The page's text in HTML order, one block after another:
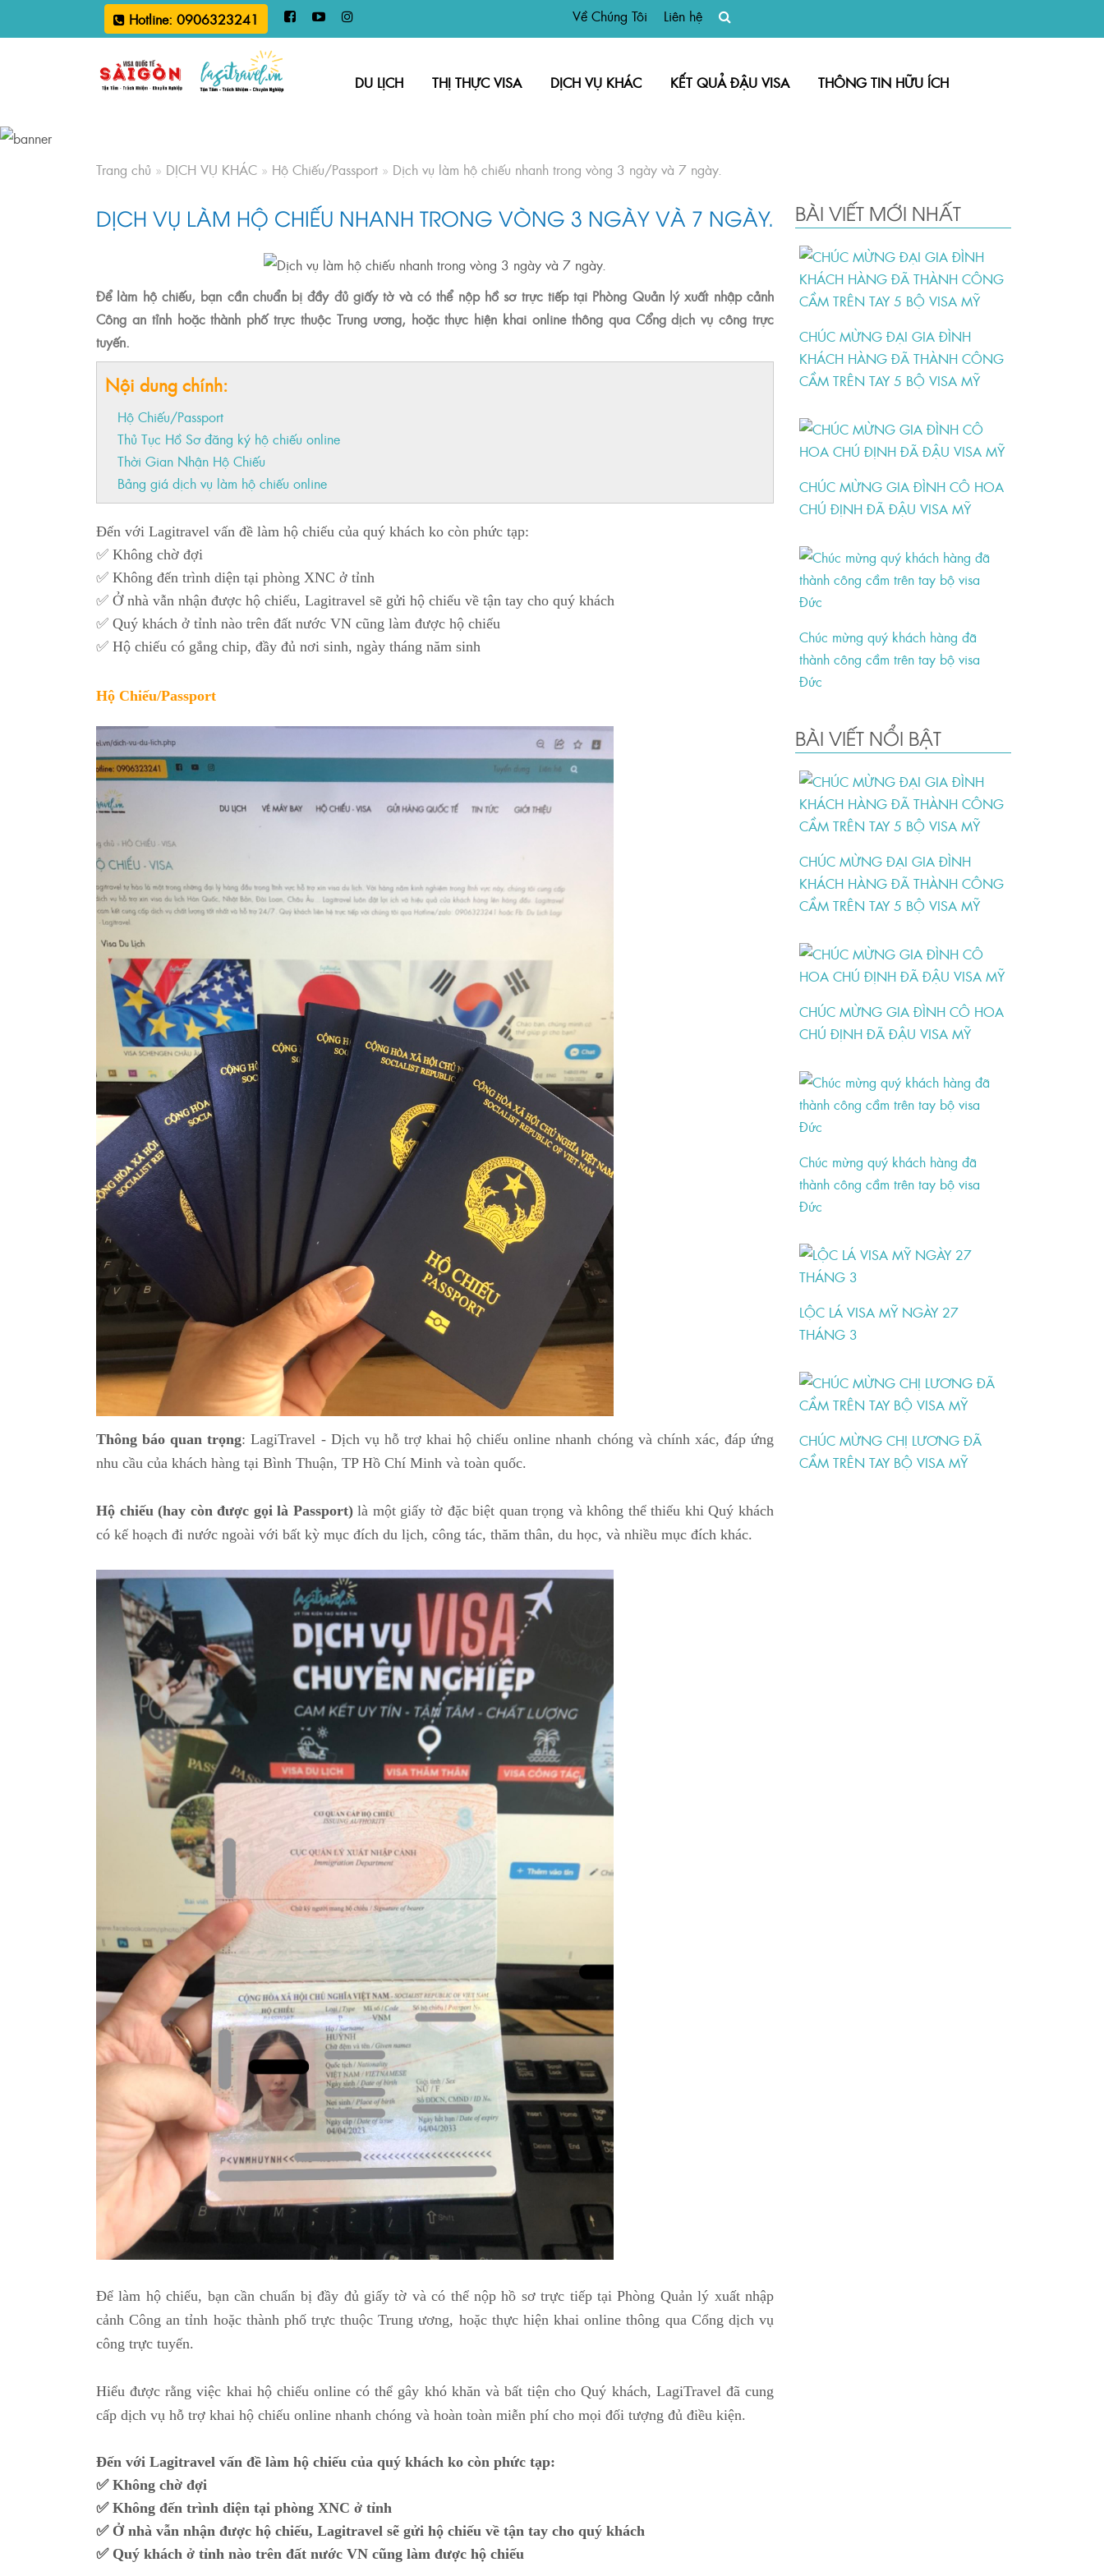
Hotline: 0906323241 Về Chúng Tôi Liên hệ
DU LỊCH THỊ THỰC VISA DỊCH VỤ KHÁC KẾT QUẢ ĐẬU VISA THÔNG TIN HỮU ÍCH
Trang chủ » DỊCH VỤ KHÁC » Hộ Chiếu/Passport » Dịch vụ làm hộ chiếu nhanh trong vòng 3 ngày và 7 ngày.
DỊCH VỤ LÀM HỘ CHIẾU NHANH TRONG VÒNG 3 NGÀY VÀ 7 NGÀY.
Để làm hộ chiếu, bạn cần chuẩn bị đầy đủ giấy tờ và có thể nộp hồ sơ trực tiếp tại Phòng Quản lý xuất nhập cảnh
Công an tỉnh hoặc thành phố trực thuộc Trung ương, hoặc thực hiện khai online thông qua Cổng dịch vụ công trực
tuyến.
Nội dung chính:
Hộ Chiếu/Passport
Thủ Tục Hồ Sơ đăng ký hộ chiếu online
Thời Gian Nhận Hộ Chiếu
Bảng giá dịch vụ làm hộ chiếu online
Đến với Lagitravel vấn đề làm hộ chiếu của quý khách ko còn phức tạp:
✅ Không chờ đợi
✅ Không đến trình diện tại phòng XNC ở tỉnh
✅ Ở nhà vẫn nhận được hộ chiếu, Lagitravel sẽ gửi hộ chiếu về tận tay cho quý khách
✅ Quý khách ở tỉnh nào trên đất nước VN cũng làm được hộ chiếu
✅ Hộ chiếu có gắng chip, đầy đủ nơi sinh, ngày tháng năm sinh
Hộ Chiếu/Passport
Thông báo quan trọng: LagiTravel - Dịch vụ hỗ trợ khai hộ chiếu online nhanh chóng và chính xác, đáp ứng
nhu cầu của khách hàng tại Bình Thuận, TP Hồ Chí Minh và toàn quốc.
Hộ chiếu (hay còn được gọi là Passport)là một giấy tờ đặc biệt quan trọng và không thể thiếu khi Quý khách
có kế hoạch đi nước ngoài với bất kỳ mục đích du lịch, công tác, thăm thân, du học, và nhiều mục đích khác.
Để làm hộ chiếu, bạn cần chuẩn bị đầy đủ giấy tờ và có thể nộp hồ sơ trực tiếp tại Phòng Quản lý xuất nhập
cảnh Công an tỉnh hoặc thành phố trực thuộc Trung ương, hoặc thực hiện khai online thông qua Cổng dịch vụ
công trực tuyến.
Hiểu được rằng việc khai hộ chiếu online có thể gây khó khăn và bất tiện cho Quý khách, LagiTravel đã cung
cấp dịch vụ hỗ trợ khai hộ chiếu online nhanh chóng và hoàn toàn miễn phí cho mọi đối tượng đủ điều kiện.
Đến với Lagitravel vấn đề làm hộ chiếu của quý khách ko còn phức tạp:
✅Không chờ đợi
✅Không đến trình diện tại phòng XNC ở tỉnh
✅Ở nhà vẫn nhận được hộ chiếu, Lagitravel sẽ gửi hộ chiếu về tận tay cho quý khách
✅Quý khách ở tỉnh nào trên đất nước VN cũng làm được hộ chiếu
BÀI VIẾT MỚI NHẤT
CHÚC MỪNG ĐẠI GIA ĐÌNH
KHÁCH HÀNG ĐÃ THÀNH CÔNG
CẦM TRÊN TAY 5 BỘ VISA MỸ
CHÚC MỪNG GIA ĐÌNH CÔ HOA
CHÚ ĐỊNH ĐÃ ĐẬU VISA MỸ
Chúc mừng quý khách hàng đã
thành công cầm trên tay bộ visa
Đức
BÀI VIẾT NỔI BẬT
CHÚC MỪNG ĐẠI GIA ĐÌNH
KHÁCH HÀNG ĐÃ THÀNH CÔNG
CẦM TRÊN TAY 5 BỘ VISA MỸ
CHÚC MỪNG GIA ĐÌNH CÔ HOA
CHÚ ĐỊNH ĐÃ ĐẬU VISA MỸ
Chúc mừng quý khách hàng đã
thành công cầm trên tay bộ visa
Đức
LỘC LÁ VISA MỸ NGÀY 27
THÁNG 3
CHÚC MỪNG CHỊ LƯƠNG ĐÃ
CẦM TRÊN TAY BỘ VISA MỸ